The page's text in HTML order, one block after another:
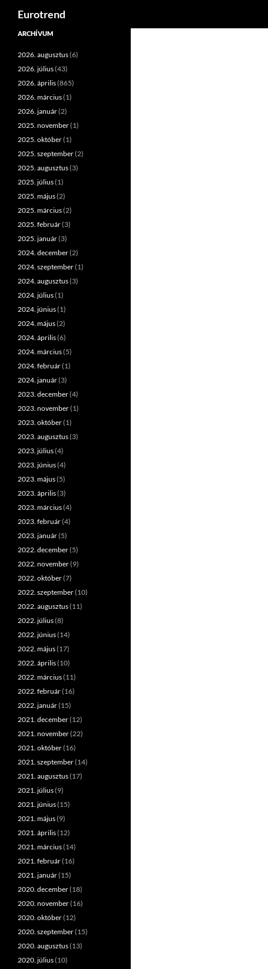
Kilépés
Eurotrend
ARCHÍVUM
2026. augusztus(6)
2026. július(43)
2026. április(865)
2026. március(1)
2026. január(2)
2025. november(1)
2025. október(1)
2025. szeptember(2)
2025. augusztus(3)
2025. július(1)
2025. május(2)
2025. március(2)
2025. február(3)
2025. január(3)
2024. december(2)
2024. szeptember(1)
2024. augusztus(3)
2024. július(1)
2024. június(1)
2024. május(2)
2024. április(6)
2024. március(5)
2024. február(1)
2024. január(3)
2023. december(4)
2023. november(1)
2023. október(1)
2023. augusztus(3)
2023. július(4)
2023. június(4)
2023. május(5)
2023. április(3)
2023. március(4)
2023. február(4)
2023. január(5)
2022. december(5)
2022. november(9)
2022. október(7)
2022. szeptember(10)
2022. augusztus(11)
2022. július(8)
2022. június(14)
2022. május(17)
2022. április(10)
2022. március(11)
2022. február(16)
2022. január(15)
2021. december(12)
2021. november(22)
2021. október(16)
2021. szeptember(14)
2021. augusztus(17)
2021. július(9)
2021. június(15)
2021. május(9)
2021. április(12)
2021. március(14)
2021. február(16)
2021. január(15)
2020. december(18)
2020. november(16)
2020. október(12)
2020. szeptember(15)
2020. augusztus(13)
2020. július(10)